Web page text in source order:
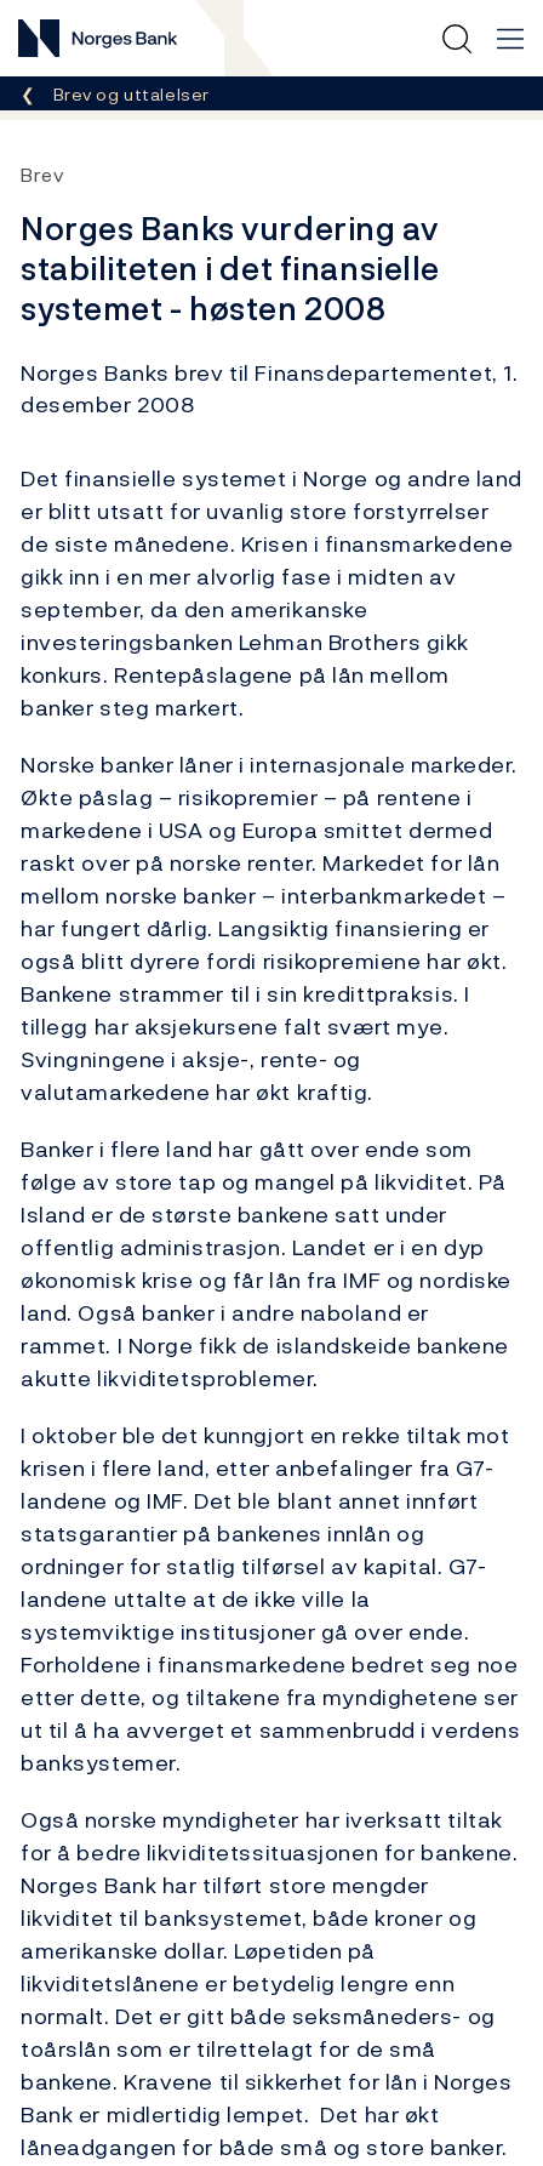
Norges Bank
Her er du nå:
Brev og uttalelser
Brev
Norges Banks vurdering av
stabiliteten i det finansielle
systemet - høsten 2008
Norges Banks brev til Finansdepartementet, 1.
desember 2008
Det finansielle systemet i Norge og andre land
er blitt utsatt for uvanlig store forstyrrelser
de siste månedene. Krisen i finansmarkedene
gikk inn i en mer alvorlig fase i midten av
september, da den amerikanske
investeringsbanken Lehman Brothers gikk
konkurs. Rentepåslagene på lån mellom
banker steg markert.
Norske banker låner i internasjonale markeder.
Økte påslag – risikopremier – på rentene i
markedene i USA og Europa smittet dermed
raskt over på norske renter. Markedet for lån
mellom norske banker – interbankmarkedet –
har fungert dårlig. Langsiktig finansiering er
også blitt dyrere fordi risikopremiene har økt.
Bankene strammer til i sin kredittpraksis. I
tillegg har aksjekursene falt svært mye.
Svingningene i aksje-, rente- og
valutamarkedene har økt kraftig.
Banker i flere land har gått over ende som
følge av store tap og mangel på likviditet. På
Island er de største bankene satt under
offentlig administrasjon. Landet er i en dyp
økonomisk krise og får lån fra IMF og nordiske
land. Også banker i andre naboland er
rammet. I Norge fikk de islandskeide bankene
akutte likviditetsproblemer.
I oktober ble det kunngjort en rekke tiltak mot
krisen i flere land, etter anbefalinger fra G7-
landene og IMF. Det ble blant annet innført
statsgarantier på bankenes innlån og
ordninger for statlig tilførsel av kapital. G7-
landene uttalte at de ikke ville la
systemviktige institusjoner gå over ende.
Forholdene i finansmarkedene bedret seg noe
etter dette, og tiltakene fra myndighetene ser
ut til å ha avverget et sammenbrudd i verdens
banksystemer.
Også norske myndigheter har iverksatt tiltak
for å bedre likviditetssituasjonen for bankene.
Norges Bank har tilført store mengder
likviditet til banksystemet, både kroner og
amerikanske dollar. Løpetiden på
likviditetslånene er betydelig lengre enn
normalt. Det er gitt både seksmåneders- og
toårslån som er tilrettelagt for de små
bankene. Kravene til sikkerhet for lån i Norges
Bank er midlertidig lempet. Det har økt
låneadgangen for både små og store banker.